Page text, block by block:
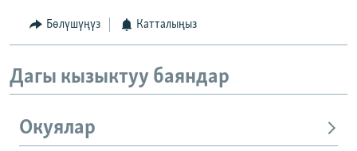
Бөлүшүңүз Катталыңыз
Дагы кызыктуу баяндар
Окуялар